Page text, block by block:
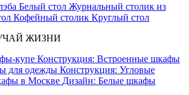
Белый стол Журнальный столик из
Кофейный столик Круглый стол
ЖИЗНИ
купе Конструкция: Встроенные шкафы
для одежды Конструкция: Угловые
в Москве Дизайн: Белые шкафы